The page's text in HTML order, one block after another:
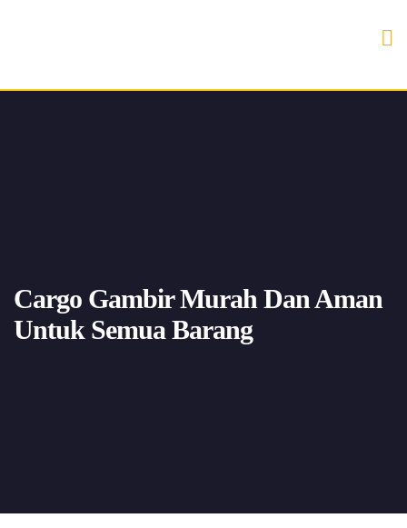
Cargo Gambir Murah Dan Aman
Untuk Semua Barang